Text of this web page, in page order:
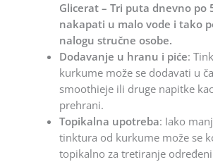
Glicerat – Tri puta dnevno po
nakapati u malo vode i tako
nalogu stručne osobe.
Dodavanje u hranu i piće:
kurkume može se dodavati u
smoothieje ili druge napitke
prehrani.
Topikalna upotreba: Iako
tinktura od kurkume može se
topikalno za tretiranje